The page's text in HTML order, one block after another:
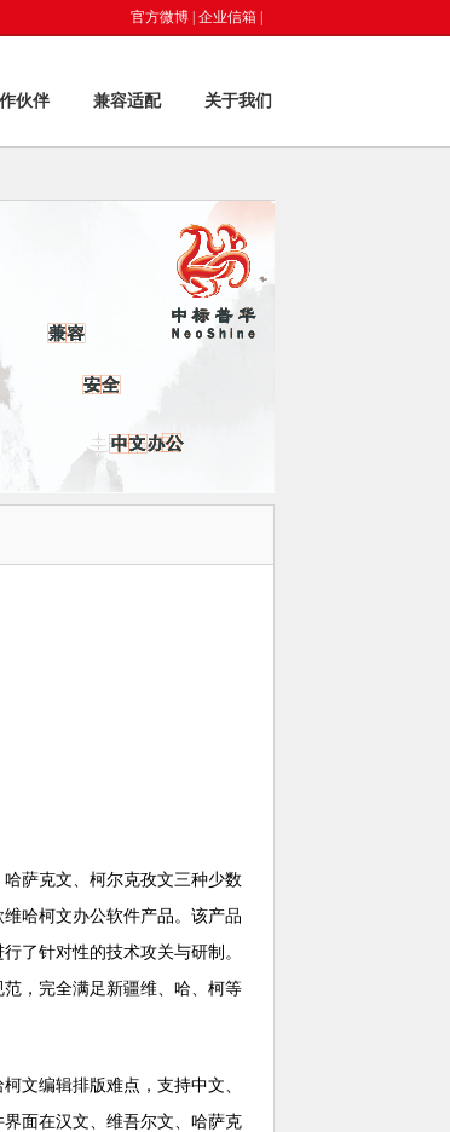
官方微博 企业信箱
伙伴 兼容适配 关于我们
萨克文、柯尔克孜文三种少数
哈柯文办公软件产品。该产品
了针对性的技术攻关与研制。
，完全满足新疆维、哈、柯等
文编辑排版难点，支持中文、
面在汉文、维吾尔文、哈萨克